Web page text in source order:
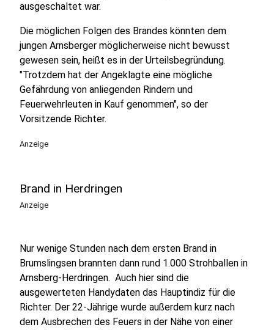
ausgeschaltet war.
Die möglichen Folgen des Brandes könnten dem
jungen Arnsberger möglicherweise nicht bewusst
gewesen sein, heißt es in der Urteilsbegründung.
"Trotzdem hat der Angeklagte eine mögliche
Gefährdung von anliegenden Rindern und
Feuerwehrleuten in Kauf genommen", so der
Vorsitzende Richter.
Anzeige
Brand in Herdringen
Anzeige
Nur wenige Stunden nach dem ersten Brand in
Brumslingsen brannten dann rund 1.000 Strohballen in
Arnsberg-Herdringen. Auch hier sind die
ausgewerteten Handydaten das Hauptindiz für die
Richter. Der 22-Jährige wurde außerdem kurz nach
dem Ausbrechen des Feuers in der Nähe von einer